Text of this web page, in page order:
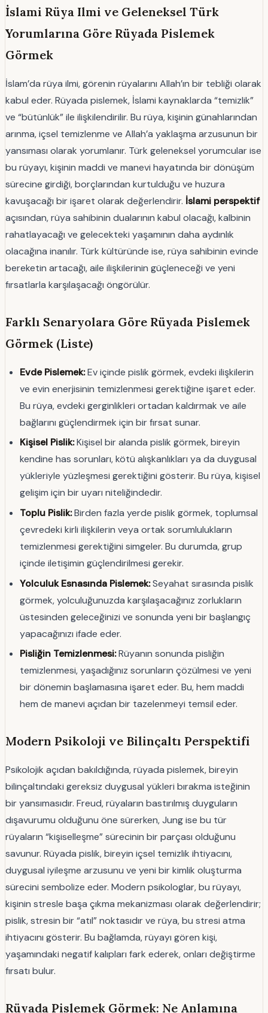
İslami Rüya Ilmi ve Geleneksel Türk
Yorumlarına Göre Rüyada Pislemek
Görmek
İslam’da rüya ilmi, görenin rüyalarını Allah’ın bir tebliği olarak
kabul eder. Rüyada pislemek, İslami kaynaklarda “temizlik”
ve “bütünlük” ile ilişkilendirilir. Bu rüya, kişinin günahlarından
arınma, içsel temizlenme ve Allah’a yaklaşma arzusunun bir
yansıması olarak yorumlanır. Türk geleneksel yorumcular ise
bu rüyayı, kişinin maddi ve manevi hayatında bir dönüşüm
sürecine girdiği, borçlarından kurtulduğu ve huzura
kavuşacağı bir işaret olarak değerlendirir. İslami perspektif
açısından, rüya sahibinin dualarının kabul olacağı, kalbinin
rahatlayacağı ve gelecekteki yaşamının daha aydınlık
olacağına inanılır. Türk kültüründe ise, rüya sahibinin evinde
bereketin artacağı, aile ilişkilerinin güçleneceği ve yeni
fırsatlarla karşılaşacağı öngörülür.
Farklı Senaryolara Göre Rüyada Pislemek
Görmek (Liste)
Evde Pislemek:Ev içinde pislik görmek, evdeki ilişkilerin
ve evin enerjisinin temizlenmesi gerektiğine işaret eder.
Bu rüya, evdeki gerginlikleri ortadan kaldırmak ve aile
bağlarını güçlendirmek için bir fırsat sunar.
Kişisel Pislik:Kişisel bir alanda pislik görmek, bireyin
kendine has sorunları, kötü alışkanlıkları ya da duygusal
yükleriyle yüzleşmesi gerektiğini gösterir. Bu rüya, kişisel
gelişim için bir uyarı niteliğindedir.
Toplu Pislik:Birden fazla yerde pislik görmek, toplumsal
çevredeki kirli ilişkilerin veya ortak sorumlulukların
temizlenmesi gerektiğini simgeler. Bu durumda, grup
içinde iletişimin güçlendirilmesi gerekir.
Yolculuk Esnasında Pislemek:Seyahat sırasında pislik
görmek, yolculuğunuzda karşılaşacağınız zorlukların
üstesinden geleceğinizi ve sonunda yeni bir başlangıç
yapacağınızı ifade eder.
Pisliğin Temizlenmesi:Rüyanın sonunda pisliğin
temizlenmesi, yaşadığınız sorunların çözülmesi ve yeni
bir dönemin başlamasına işaret eder. Bu, hem maddi
hem de manevi açıdan bir tazelenmeyi temsil eder.
Modern Psikoloji ve Bilinçaltı Perspektifi
Psikolojik açıdan bakıldığında, rüyada pislemek, bireyin
bilinçaltındaki gereksiz duygusal yükleri bırakma isteğinin
bir yansımasıdır. Freud, rüyaların bastırılmış duyguların
dışavurumu olduğunu öne sürerken, Jung ise bu tür
rüyaların “kişiselleşme” sürecinin bir parçası olduğunu
savunur. Rüyada pislik, bireyin içsel temizlik ihtiyacını,
duygusal iyileşme arzusunu ve yeni bir kimlik oluşturma
sürecini sembolize eder. Modern psikologlar, bu rüyayı,
kişinin stresle başa çıkma mekanizması olarak değerlendirir;
pislik, stresin bir “atıl” noktasıdır ve rüya, bu stresi atma
ihtiyacını gösterir. Bu bağlamda, rüyayı gören kişi,
yaşamındaki negatif kalıpları fark ederek, onları değiştirme
fırsatı bulur.
Rüyada Pislemek Görmek: Ne Anlamına